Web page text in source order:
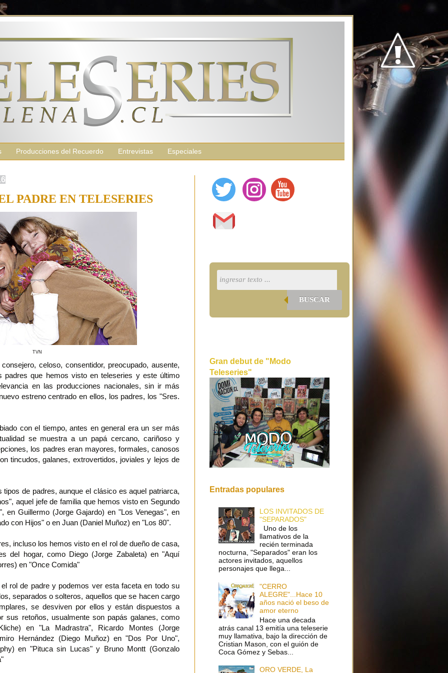
Producciones del Recuerdo Entrevistas Especiales
PADRE EN TELESERIES
TVN
celoso, consentidor, preocupado, ausente,
padres que hemos visto en teleseries y este último
en las producciones nacionales, sin ir más
estreno centrado en ellos, los padres, los "Sres.
con el tiempo, antes en general era un ser más
se muestra a un papá cercano, cariñoso y
los padres eran mayores, formales, canosos
tincudos, galanes, extrovertidos, joviales y lejos de
de padres, aunque el clásico es aquel patriarca,
aquel jefe de familia que hemos visto en Segundo
en Guillermo (Jorge Gajardo) en "Los Venegas", en
con Hijos" o en Juan (Daniel Muñoz) en "Los 80".
incluso los hemos visto en el rol de dueño de casa,
del hogar, como Diego (Jorge Zabaleta) en "Aquí
en "Once Comida"
rol de padre y podemos ver esta faceta en todo su
separados o solteros, aquellos que se hacen cargo
se desviven por ellos y están dispuestos a
sus retoños, usualmente son papás galanes, como
en "La Madrastra", Ricardo Montes (Jorge
Hernández (Diego Muñoz) en "Dos Por Uno",
en "Pituca sin Lucas" y Bruno Montt (Gonzalo
BUSCAR
Gran debut de "Modo
Teleseries"
Entradas populares
LOS INVITADOS DE
"SEPARADOS"
Uno de los
llamativos de la
recién terminada
nocturna, "Separados" eran los
actores invitados, aquellos
personajes que llega...
"CERRO
ALEGRE"...Hace 10
años nació el beso de
amor eterno
Hace una decada
atrás canal 13 emitía una teleserie
muy llamativa, bajo la dirección de
Cristian Mason, con el guión de
Coca Gómez y Sebas...
ORO VERDE, La